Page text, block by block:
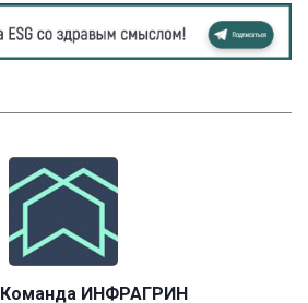
Команда ИНФРАГРИН